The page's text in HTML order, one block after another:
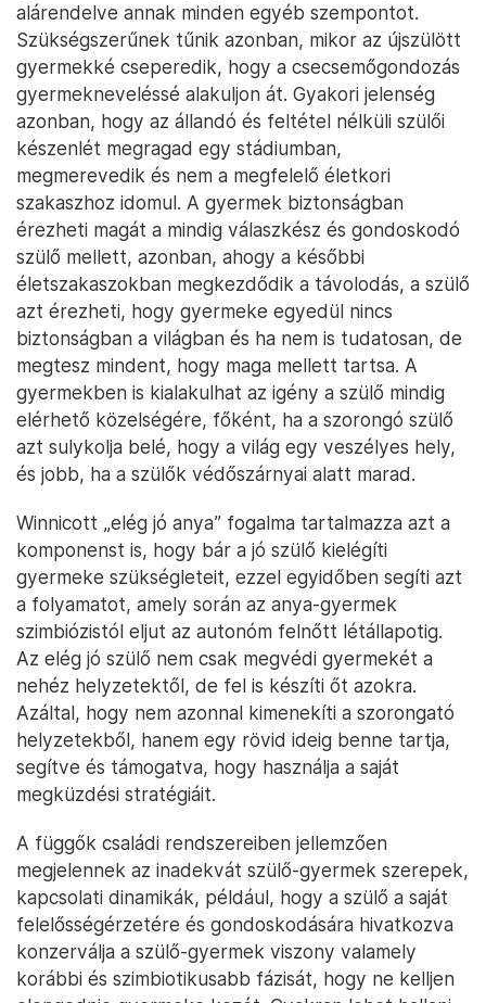
alárendelve annak minden egyéb szempontot.
Szükségszerűnek tűnik azonban, mikor az újszülött
gyermekké cseperedik, hogy a csecsemőgondozás
gyermekneveléssé alakuljon át. Gyakori jelenség
azonban, hogy az állandó és feltétel nélküli szülői
készenlét megragad egy stádiumban,
megmerevedik és nem a megfelelő életkori
szakaszhoz idomul. A gyermek biztonságban
érezheti magát a mindig válaszkész és gondoskodó
szülő mellett, azonban, ahogy a későbbi
életszakaszokban megkezdődik a távolodás, a szülő
azt érezheti, hogy gyermeke egyedül nincs
biztonságban a világban és ha nem is tudatosan, de
megtesz mindent, hogy maga mellett tartsa. A
gyermekben is kialakulhat az igény a szülő mindig
elérhető közelségére, főként, ha a szorongó szülő
azt sulykolja belé, hogy a világ egy veszélyes hely,
és jobb, ha a szülők védőszárnyai alatt marad.
Winnicott „elég jó anya” fogalma tartalmazza azt a
komponenst is, hogy bár a jó szülő kielégíti
gyermeke szükségleteit, ezzel egyidőben segíti azt
a folyamatot, amely során az anya-gyermek
szimbiózistól eljut az autonóm felnőtt létállapotig.
Az elég jó szülő nem csak megvédi gyermekét a
nehéz helyzetektől, de fel is készíti őt azokra.
Azáltal, hogy nem azonnal kimenekíti a szorongató
helyzetekből, hanem egy rövid ideig benne tartja,
segítve és támogatva, hogy használja a saját
megküzdési stratégiáit.
A függők családi rendszereiben jellemzően
megjelennek az inadekvát szülő-gyermek szerepek,
kapcsolati dinamikák, például, hogy a szülő a saját
felelősségérzetére és gondoskodására hivatkozva
konzerválja a szülő-gyermek viszony valamely
korábbi és szimbiotikusabb fázisát, hogy ne kelljen